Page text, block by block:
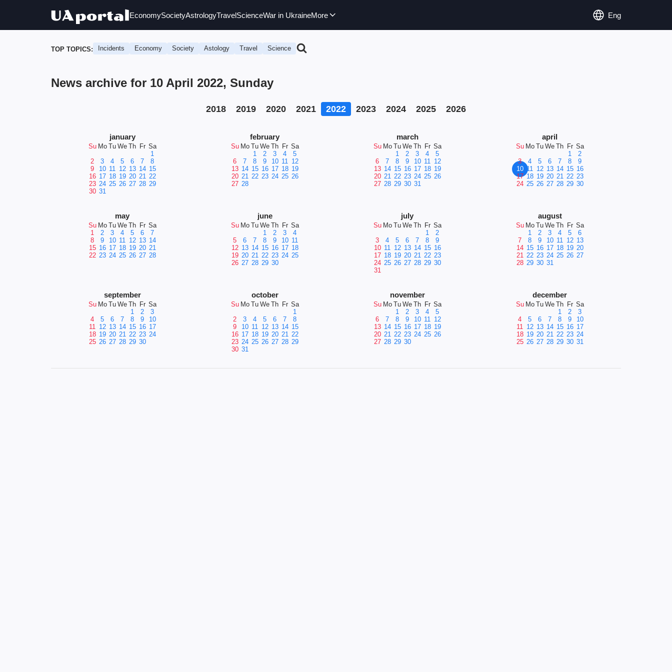
EconomySocietyAstrologyTravelScienceWar in UkraineMore Eng
TOP TOPICS: Incidents Economy Society Astology Travel Science
News archive for 10 April 2022, Sunday
2018 2019 2020 2021 2022 2023 2024 2025 2026
january
Su Mo Tu We Th Fr Sa
1
2
3 4 5 6 7
8
9
10 11 12 13 14 15
16 17 18 19 20 21 22
23 24 25 26 27 28 29
30 31
february
Su Mo Tu We Th Fr Sa
1
2 3 4
5
6
7 8 9 10 11 12
13 14 15 16 17 18 19
20 21 22 23 24 25 26
27 28
march
Su Mo Tu We Th Fr Sa
1
2 3 4
5
6
7 8 9 10 11 12
13 14 15 16 17 18 19
20 21 22 23 24 25 26
27 28 29 30 31
april
Su Mo Tu We Th Fr Sa
1
2
3
4 5 6 7 8
9
10 11 12 13 14 15 16
17 18 19 20 21 22 23
24 25 26 27 28 29 30
may
Su Mo Tu We Th Fr Sa
1
2 3 4 5 6
7
8
9 10 11 12 13 14
15 16 17 18 19 20 21
22 23 24 25 26 27 28
june
Su Mo Tu We Th Fr Sa
1
2 3
4
5
6 7 8 9 10 11
12 13 14 15 16 17 18
19 20 21 22 23 24 25
26 27 28 29 30
july
Su Mo Tu We Th Fr Sa
1
2
3
4 5 6 7 8
9
10 11 12 13 14 15 16
17 18 19 20 21 22 23
24 25 26 27 28 29 30
31
august
Su Mo Tu We Th Fr Sa
1
2 3 4 5
6
7
8 9 10 11 12 13
14 15 16 17 18 19 20
21 22 23 24 25 26 27
28 29 30 31
september
Su Mo Tu We Th Fr Sa
1
2
3
4
5 6 7 8 9
10
11 12 13 14 15 16 17
18 19 20 21 22 23 24
25 26 27 28 29 30
october
Su Mo Tu We Th Fr Sa
1
2
3 4 5 6 7
8
9
10 11 12 13 14 15
16 17 18 19 20 21 22
23 24 25 26 27 28 29
30 31
november
Su Mo Tu We Th Fr Sa
1
2 3 4
5
6
7 8 9 10 11 12
13 14 15 16 17 18 19
20 21 22 23 24 25 26
27 28 29 30
december
Su Mo Tu We Th Fr Sa
1
2
3
4
5 6 7 8 9
10
11 12 13 14 15 16 17
18 19 20 21 22 23 24
25 26 27 28 29 30 31